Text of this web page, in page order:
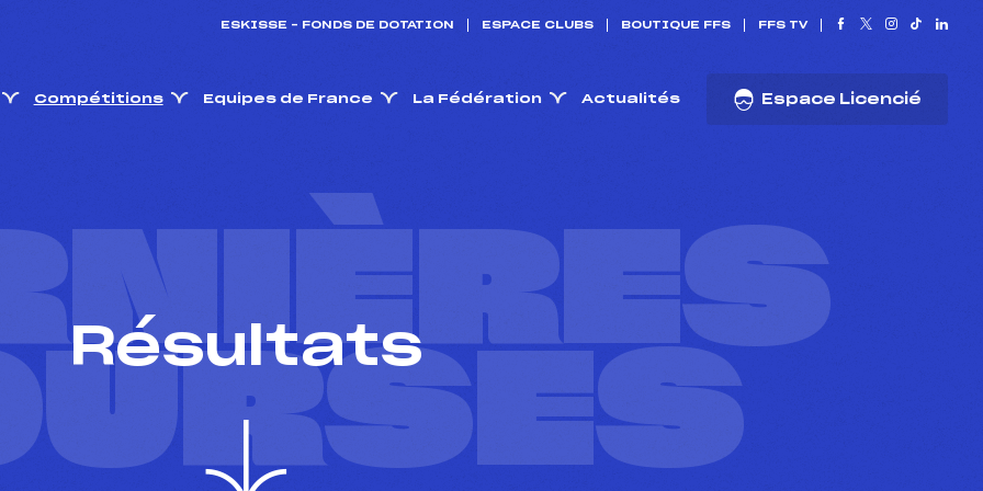
ESKISSE – FONDS DE DOTATION ESPACE CLUBS BOUTIQUE FFS FFS TV
Compétitions Equipes de France La Fédération Actualités Espace Licencié
Résultats